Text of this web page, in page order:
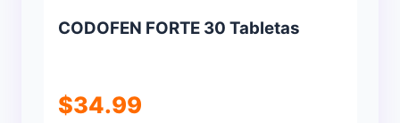
CODOFEN FORTE 30 Tabletas
$34.99